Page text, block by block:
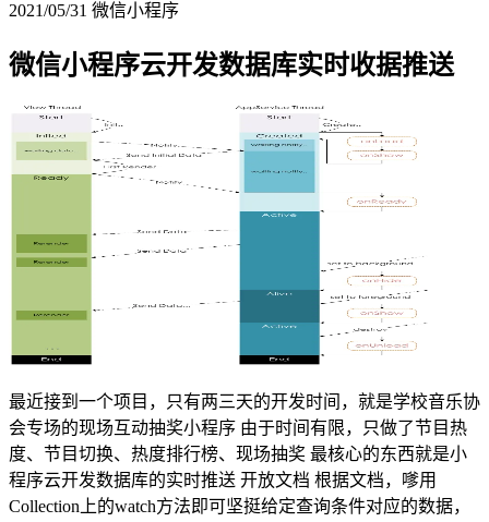
2021/05/31 微信小程序
微信小程序云开发数据库实时收据推送
最近接到一个项目，只有两三天的开发时间，就是学校音乐协
会专场的现场互动抽奖小程序 由于时间有限，只做了节目热
度、节目切换、热度排行榜、现场抽奖 最核心的东西就是小
程序云开发数据库的实时推送 开放文档 根据文档，嗲用
Collection上的watch方法即可坚挺给定查询条件对应的数据，